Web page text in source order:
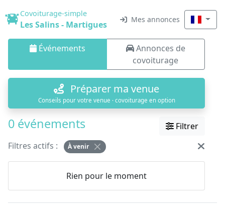
Covoiturage-simple
Les Salins - Martigues Mes annonces
Événements
Annonces de
covoiturage
Préparer ma venue
Conseils pour votre venue · covoiturage en option
0 événements
Filtrer
Filtres actifs :
À venir
Rien pour le moment